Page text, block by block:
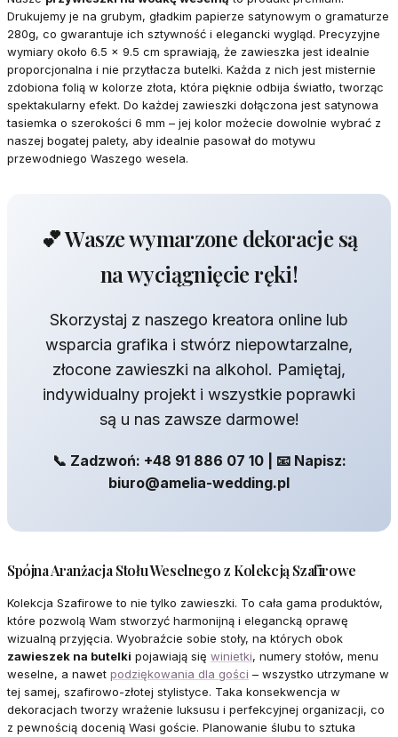
Drukujemy je na grubym, gładkim papierze satynowym o gramaturze
280g, co gwarantuje ich sztywność i elegancki wygląd. Precyzyjne
wymiary około 6.5 x 9.5 cm sprawiają, że zawieszka jest idealnie
proporcjonalna i nie przytłacza butelki. Każda z nich jest misternie
zdobiona folią w kolorze złota, która pięknie odbija światło, tworząc
spektakularny efekt. Do każdej zawieszki dołączona jest satynowa
tasiemka o szerokości 6 mm – jej kolor możecie dowolnie wybrać z
naszej bogatej palety, aby idealnie pasował do motywu
przewodniego Waszego wesela.
💕 Wasze wymarzone dekoracje są
na wyciągnięcie ręki!
Skorzystaj z naszego kreatora online lub
wsparcia grafika i stwórz niepowtarzalne,
złocone zawieszki na alkohol. Pamiętaj,
indywidualny projekt i wszystkie poprawki
są u nas zawsze darmowe!
📞 Zadzwoń: +48 91 886 07 10 | 📧 Napisz:
biuro@amelia-wedding.pl
Spójna Aranżacja Stołu Weselnego z Kolekcją Szafirowe
Kolekcja Szafirowe to nie tylko zawieszki. To cała gama produktów,
które pozwolą Wam stworzyć harmonijną i elegancką oprawę
wizualną przyjęcia. Wyobraźcie sobie stoły, na których obok
zawieszek na butelki pojawiają się winietki, numery stołów, menu
weselne, a nawet podziękowania dla gości – wszystko utrzymane w
tej samej, szafirowo-złotej stylistyce. Taka konsekwencja w
dekoracjach tworzy wrażenie luksusu i perfekcyjnej organizacji, co
z pewnością docenią Wasi goście. Planowanie ślubu to sztuka